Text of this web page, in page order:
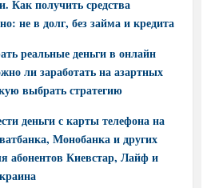
Как получить средства
не в долг, без займа и кредита
реальные деньги в онлайн
ли заработать на азартных
выбрать стратегию
деньги с карты телефона на
Монобанка и других
абонентов Киевстар, Лайф и